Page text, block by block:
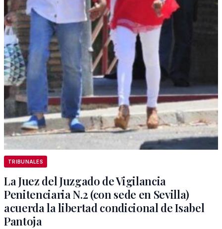
TRIBUNALES
La Juez del Juzgado de Vigilancia
Penitenciaria N.2 (con sede en Sevilla)
acuerda la libertad condicional de Isabel
Pantoja